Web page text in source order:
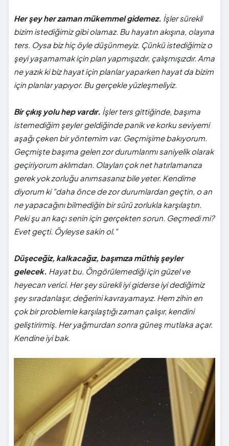
Her şey her zaman mükemmel gidemez. İşler sürekli
bizim istediğimiz gibi olamaz. Bu hayatın akışına, olayına
ters. Oysa biz hiç öyle düşünmeyiz. Çünkü istediğimiz o
şeyi yaşamamak için plan yapmışızdır, çalışmışızdır. Ama
ne yazık ki biz hayat için planlar yaparken hayat da bizim
için planlar yapıyor. Bu gerçekle yüzleşmeliyiz.
Bir çıkış yolu hep vardır. İşler ters gittiğinde, başıma
istemediğim şeyler geldiğinde panik ve korku seviyemi
aşağı çeken bir yöntemim var. Geçmişime bakıyorum.
Geçmişte başıma gelen zor durumlarımı saniyelik olarak
geçiriyorum aklımdan. Olayları çok net hatırlamanıza
gerek yok zorluğu anımsasanız bile yeter. Kendime
diyorum ki "daha önce de zor durumlardan geçtin, o an
ne yapacağını bilmediğin bir sürü zorlukla karşılaştın.
Peki şu an kaçı senin için gerçekten sorun. Geçmedi mi?
Evet geçti. Öyleyse sakin ol."
Düşeceğiz, kalkacağız, başımıza müthiş şeyler
gelecek. Hayat bu. Öngörülemediği için güzel ve
heyecan verici. Her şey sürekli iyi giderse iyi dediğimiz
şey sıradanlaşır, değerini kavrayamayız. Hem zihin en
çok bir problemle karşılaştığı zaman çalışır, kendini
geliştirirmiş. Her yağmurdan sonra güneş mutlaka açar.
Kendine iyi bak.